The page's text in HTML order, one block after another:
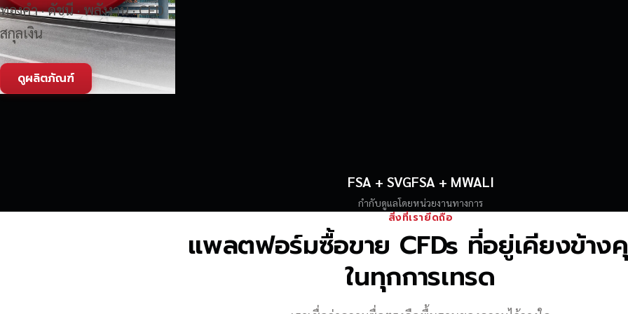
ทองคำ · ดัชนี · พลังงาน · CFD
สกุลเงิน
ดูผลิตภัณฑ์
FSA + SVGFSA + MWALI
กำกับดูแลโดยหน่วยงานทางการ
สิ่งที่เรายึดถือ
แพลตฟอร์มซื้อขาย CFDs ที่อยู่เคียงข้า
ในทุกการเทรด